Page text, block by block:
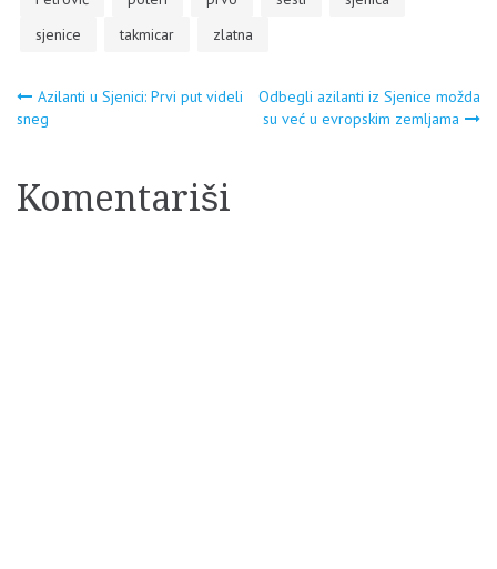
sjenice
takmicar zlatna
Navigacija
Azilanti u Sjenici: Prvi put videli
sneg
Odbegli azilanti iz Sjenice možda
su već u evropskim zemljama
Komentariši